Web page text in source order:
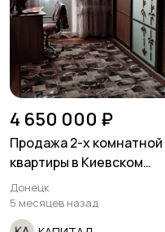
4 650 000 ₽
Продажа 2-х комнатной
квартиры в Киевском
районе улица
Звягильского Гладковка.
Донецк
5 месяцев назад